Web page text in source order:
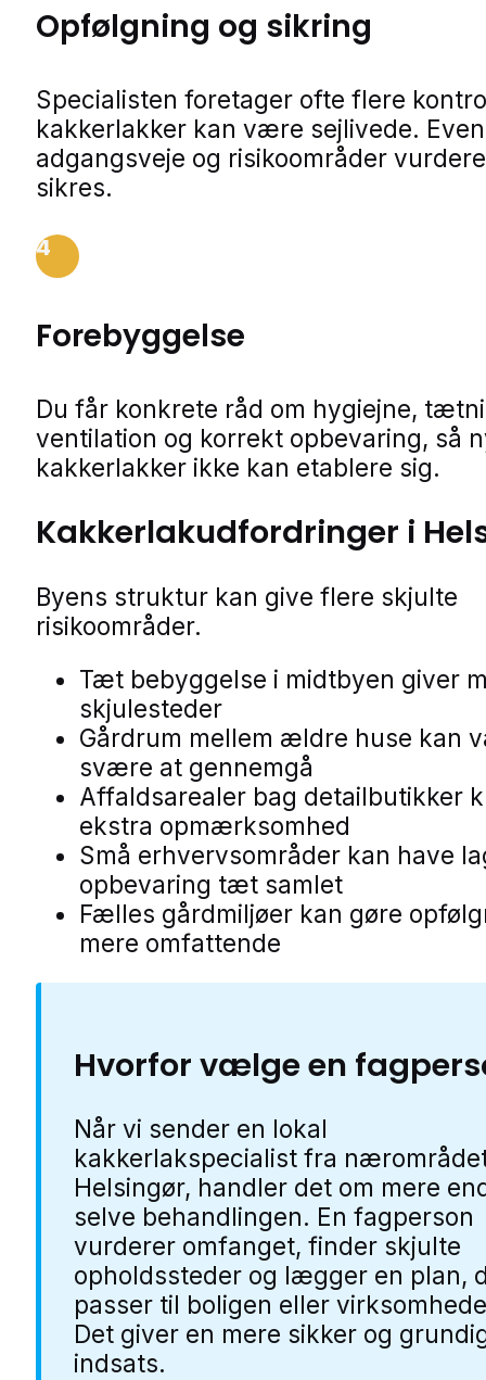
Opfølgning og sikring
Specialisten foretager ofte flere
kakkerlakker kan være sejlivede.
adgangsveje og risikoområder
sikres.
4
Forebyggelse
Du får konkrete råd om hygiejne,
ventilation og korrekt opbevaring, så
kakkerlakker ikke kan etablere sig.
Kakkerlakudfordringer i
Byens struktur kan give flere skjulte
risikoområder.
Tæt bebyggelse i midtbyen giver
skjulesteder
Gårdrum mellem ældre huse kan
svære at gennemgå
Affaldsarealer bag detailbutikker
ekstra opmærksomhed
Små erhvervsområder kan have
opbevaring tæt samlet
Fælles gårdmiljøer kan gøre
mere omfattende
Hvorfor vælge en
Når vi sender en lokal
kakkerlakspecialist fra
Helsingør, handler det om mere
selve behandlingen. En fagperson
vurderer omfanget, finder skjulte
opholdssteder og lægger en plan,
passer til boligen eller
Det giver en mere sikker og
indsats.